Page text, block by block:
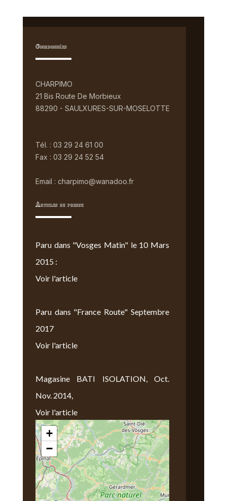
Coordonnées
CHARPIMO
21 Bis Route De Morbieux
88290 - SAULXURES-SUR-MOSELOTTE
Tél. : 03 29 24 61 00
Fax : 03 29 24 52 54
Email : charpimo@wanadoo.fr
Articles de presse
Paru dans "Vosges Matin" le 10 Mars
2015 :
Voir l'article
Paru dans "France Route" Septembre
2017
Voir l'article
Magasine BATI ISOLATION, Oct.
Nov. 2014,
Voir l'article
Nous Trouver
+
−